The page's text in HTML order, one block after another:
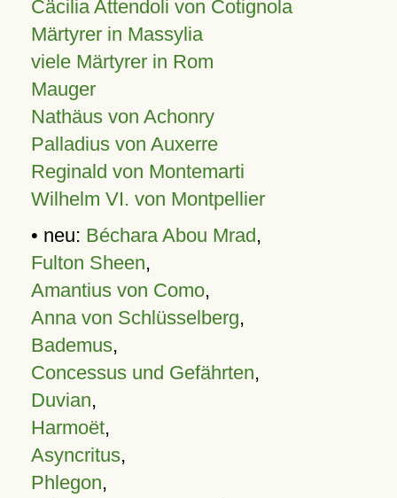
Cäcilia Attendoli von Cotignola
Märtyrer in Massylia
viele Märtyrer in Rom
Mauger
Nathäus von Achonry
Palladius von Auxerre
Reginald von Montemarti
Wilhelm VI. von Montpellier
• neu: Béchara Abou Mrad,
Fulton Sheen,
Amantius von Como,
Anna von Schlüsselberg,
Bademus,
Concessus und Gefährten,
Duvian,
Harmoët,
Asyncritus,
Phlegon,